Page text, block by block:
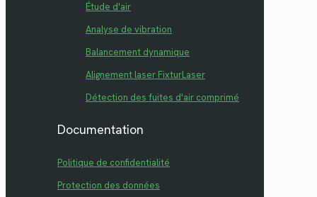
Étude d'air
Analyse de vibration
Balancement dynamique
Alignement laser FixturLaser
Détection des fuites d'air comprimé
Documentation
Politique de confidentialité
Protection des données